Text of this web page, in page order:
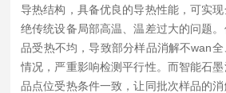
导热结构，具备优良的导热性能，可实
绝传统设备局部高温、温差过大的问题
品受热不均，导致部分样品消解不wan
情况，严重影响检测平行性。而智能石
品点位受热条件一致，让同批次样品的